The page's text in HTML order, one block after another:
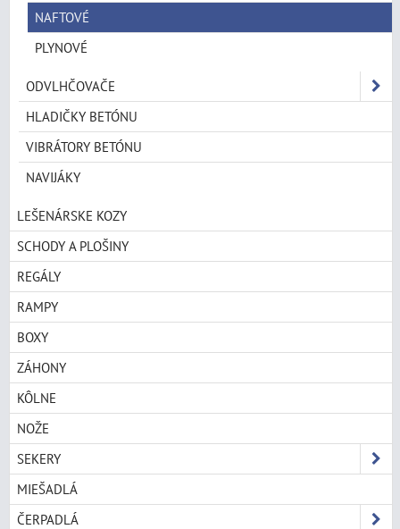
NAFTOVÉ
PLYNOVÉ
ODVLHČOVAČE
HLADIČKY BETÓNU
VIBRÁTORY BETÓNU
NAVIJÁKY
LEŠENÁRSKE KOZY
SCHODY A PLOŠINY
REGÁLY
RAMPY
BOXY
ZÁHONY
KÔLNE
NOŽE
SEKERY
MIEŠADLÁ
ČERPADLÁ